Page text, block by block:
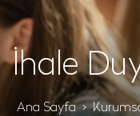
İhale
Ana Sayfa